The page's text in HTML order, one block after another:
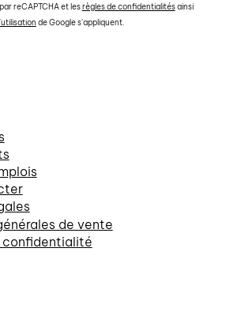
reCAPTCHA et lesrègles de confidentialitésainsi
de Google s'appliquent.
de vente
confidentialité